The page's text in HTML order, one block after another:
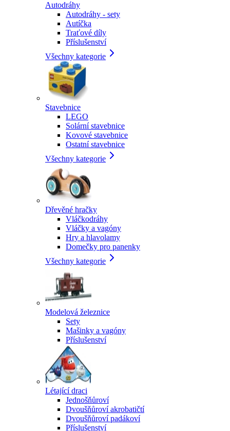
Autodráhy
Autodráhy - sety
Autíčka
Traťové díly
Příslušenství
Všechny kategorie
Stavebnice
LEGO
Solární stavebnice
Kovové stavebnice
Ostatní stavebnice
Všechny kategorie
Dřevěné hračky
Vláčkodráhy
Vláčky a vagóny
Hry a hlavolamy
Domečky pro panenky
Všechny kategorie
Modelová železnice
Sety
Mašinky a vagóny
Příslušenství
Létající draci
Jednošňůroví
Dvoušňůroví akrobatičtí
Dvoušňůroví padákoví
Příslušenství